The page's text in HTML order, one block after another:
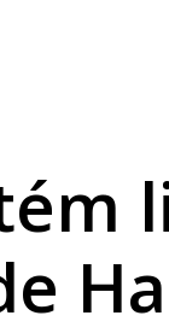
reservada